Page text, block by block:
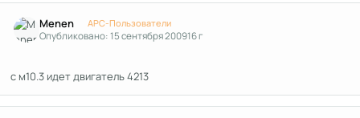
Menen APC-Пользователи
Опубликовано:15 сентября 200916 г
с м10.3 идет двигатель 4213